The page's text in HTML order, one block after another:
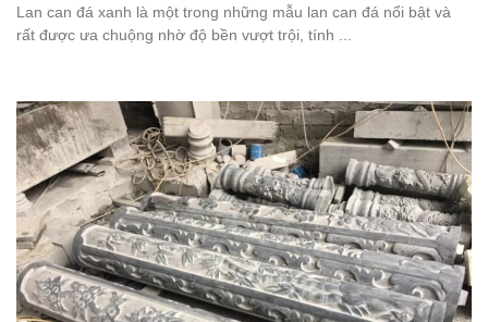
Lan can đá xanh là một trong những mẫu lan can đá nổi bật và
rất được ưa chuộng nhờ độ bền vượt trội, tính ...